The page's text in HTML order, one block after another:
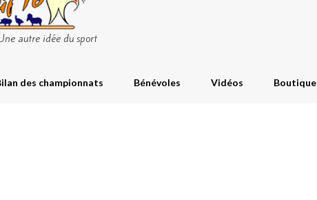
autre idée du sport
des championnats Bénévoles Vidéos Boutique